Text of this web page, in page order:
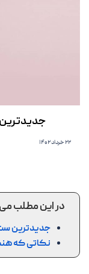
جدیدترین
۲۲ خرداد ۱۴۰۲
در این مطلب
جدیدترین ست
نکاتی که